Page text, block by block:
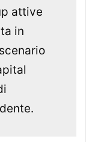
attive
in